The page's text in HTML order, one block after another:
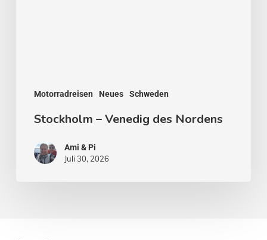
Motorradreisen Neues Schweden
Stockholm – Venedig des Nordens
Ami & Pi
Juli 30, 2026